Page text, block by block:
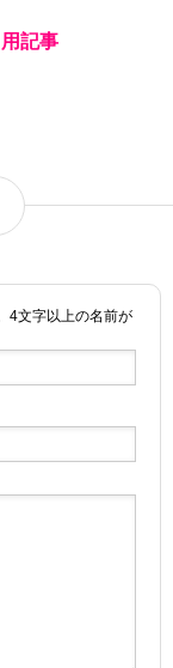
記事
4文字以上の名前が